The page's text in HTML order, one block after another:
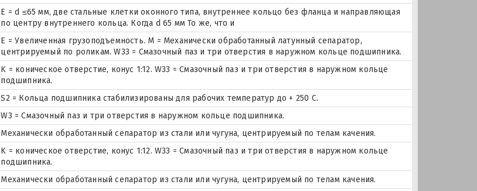
E = d ≤65 мм, две стальные клетки оконного типа, внутреннее кольцо без фланца и направляющая
по центру внутреннего кольца. Когда d 65 мм То же, что и
E = Увеличенная грузоподъемность. М = Механически обработанный латунный сепаратор,
центрируемый по роликам. W33 = Смазочный паз и три отверстия в наружном кольце подшипника.
K = коническое отверстие, конус 1:12. W33 = Смазочный паз и три отверстия в наружном кольце
подшипника.
S2 = Кольца подшипника стабилизированы для рабочих температур до + 250 С.
W3 = Смазочный паз и три отверстия в наружном кольце подшипника.
Механически обработанный сепаратор из стали или чугуна, центрируемый по телам качения.
K = коническое отверстие, конус 1:12. W33 = Смазочный паз и три отверстия в наружном кольце
подшипника.
Механически обработанный сепаратор из стали или чугуна, центрируемый по телам качения.